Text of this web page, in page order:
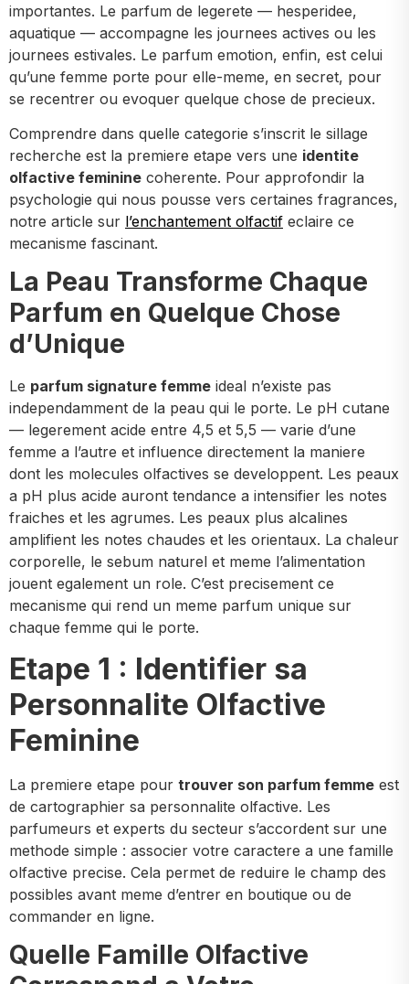
importantes. Le parfum de legerete — hesperidee,
aquatique — accompagne les journees actives ou les
journees estivales. Le parfum emotion, enfin, est celui
qu’une femme porte pour elle-meme, en secret, pour
se recentrer ou evoquer quelque chose de precieux.
Comprendre dans quelle categorie s’inscrit le sillage
recherche est la premiere etape vers une identite
olfactive feminine coherente. Pour approfondir la
psychologie qui nous pousse vers certaines fragrances,
notre article sur l’enchantement olfactif eclaire ce
mecanisme fascinant.
La Peau Transforme Chaque
Parfum en Quelque Chose
d’Unique
Le parfum signature femme ideal n’existe pas
independamment de la peau qui le porte. Le pH cutane
— legerement acide entre 4,5 et 5,5 — varie d’une
femme a l’autre et influence directement la maniere
dont les molecules olfactives se developpent. Les peaux
a pH plus acide auront tendance a intensifier les notes
fraiches et les agrumes. Les peaux plus alcalines
amplifient les notes chaudes et les orientaux. La chaleur
corporelle, le sebum naturel et meme l’alimentation
jouent egalement un role. C’est precisement ce
mecanisme qui rend un meme parfum unique sur
chaque femme qui le porte.
Etape 1 : Identifier sa
Personnalite Olfactive
Feminine
La premiere etape pour trouver son parfum femme est
de cartographier sa personnalite olfactive. Les
parfumeurs et experts du secteur s’accordent sur une
methode simple : associer votre caractere a une famille
olfactive precise. Cela permet de reduire le champ des
possibles avant meme d’entrer en boutique ou de
commander en ligne.
Quelle Famille Olfactive